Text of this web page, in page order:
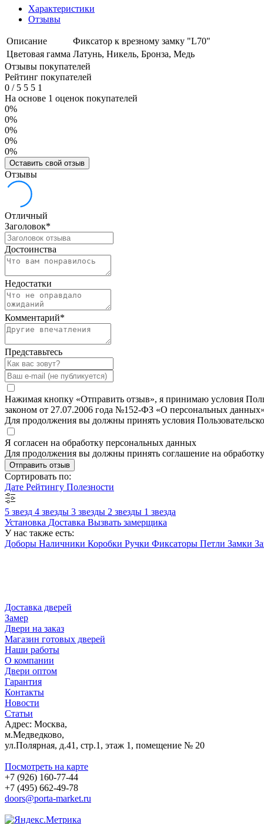
Характеристики
Отзывы
Описание
Фиксатор к врезному замку "L70"
Цветовая гамма Латунь, Никель, Бронза, Медь
Отзывы покупателей
Рейтинг покупателей
0 /5 5 5 1
На основе 1 оценок покупателей
0%
0%
0%
0%
0%
Оставить свой отзыв
Отзывы
Отличный
Заголовок*
Достоинства
Недостатки
Комментарий*
Представьтесь
Нажимая кнопку «Отправить отзыв», я принимаю условия
законом от 27.07.2006 года №152-ФЗ «О персональных
Для продолжения вы должны принять условия
Я согласен на обработку персональных данных
Для продолжения вы должны принять соглашение на
Отправить отзыв
Сортировать по:
Дате Рейтингу Полезности
5 звезд 4 звезды 3 звезды 2 звезды 1 звезда
Установка Доставка Вызвать замерщика
У нас также есть:
Доборы Наличники Коробки Ручки Фиксаторы Петли Замки
Доставка дверей
Замер
Двери на заказ
Магазин готовых дверей
Наши работы
О компании
Двери оптом
Гарантия
Контакты
Новости
Статьи
Адрес: Москва,
м.Медведково,
ул.Полярная, д.41, стр.1, этаж 1, помещение № 20
Посмотреть на карте
+7 (926) 160-77-44
+7 (495) 662-49-78
doors@porta-market.ru